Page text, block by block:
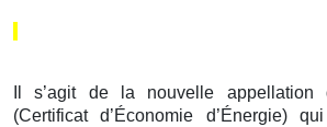
Il s’agit de la nouvelle
(Certificat d’Économie d’Énergie)